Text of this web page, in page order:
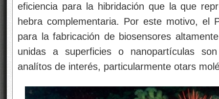
eficiencia para la hibridación que la que
hebra complementaria. Por este motivo, el
para la fabricación de biosensores
unidas a superficies o nanopartículas
analítos de interés, particularmente otars